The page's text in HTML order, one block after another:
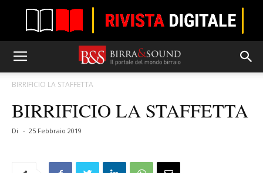
BIRRIFICIO LA STAFFETTA
BIRRIFICIO LA STAFFETTA
Di - 25 Febbraio 2019